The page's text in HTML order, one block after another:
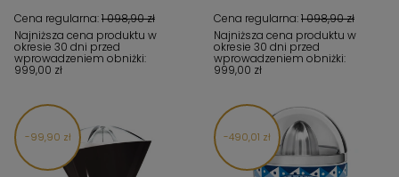
Cena regularna:1 098,90 zł
Najniższa cena produktu w
okresie 30 dni przed
wprowadzeniem obniżki:
999,00 zł
Cena regularna:1 098,90 zł
Najniższa cena produktu w
okresie 30 dni przed
wprowadzeniem obniżki:
999,00 zł
99,90 zł 490,01 zł